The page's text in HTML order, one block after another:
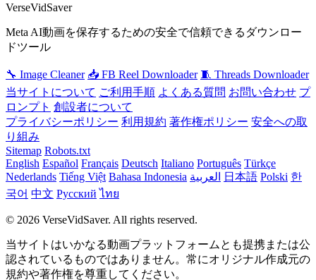
VerseVidSaver
Meta AI動画を保存するための安全で信頼できるダウンロー
ドツール
🔧 Image Cleaner 📥 FB Reel Downloader 🧵 Threads Downloader
当サイトについて ご利用手順 よくある質問 お問い合わせ プ
ロンプト 創設者について
プライバシーポリシー 利用規約 著作権ポリシー 安全への取
り組み
Sitemap Robots.txt
English Español Français Deutsch Italiano Português Türkçe
Nederlands Tiếng Việt Bahasa Indonesia العربية 日本語 Polski 한
국어 中文 Русский ไทย
© 2026 VerseVidSaver. All rights reserved.
当サイトはいかなる動画プラットフォームとも提携または公
認されているものではありません。常にオリジナル作成元の
規約や著作権を尊重してください。